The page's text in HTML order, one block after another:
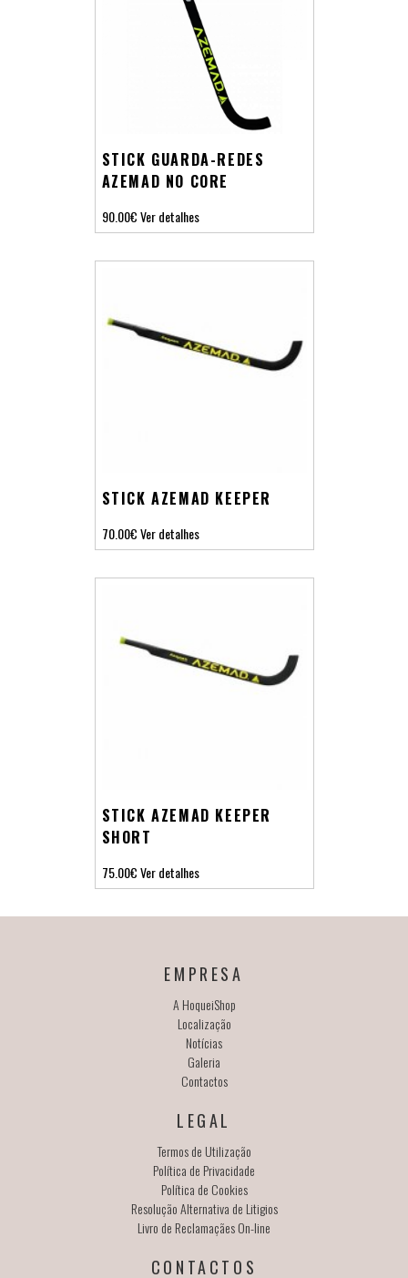
STICK GUARDA-REDES
AZEMAD NO CORE
90.00€Ver detalhes
STICK AZEMAD KEEPER
70.00€Ver detalhes
STICK AZEMAD KEEPER
SHORT
75.00€Ver detalhes
EMPRESA
A HoqueiShop
Localização
Notícias
Galeria
Contactos
LEGAL
Termos de Utilização
Política de Privacidade
Política de Cookies
Resolução Alternativa de Litigios
Livro de Reclamaçães On-line
CONTACTOS